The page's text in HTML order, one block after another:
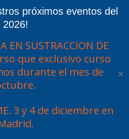
próximos eventos del
2026!
EN SUSTRACCION DE
que exclusivo curso
durante el mes de
3 y 4 de diciembre en
✕